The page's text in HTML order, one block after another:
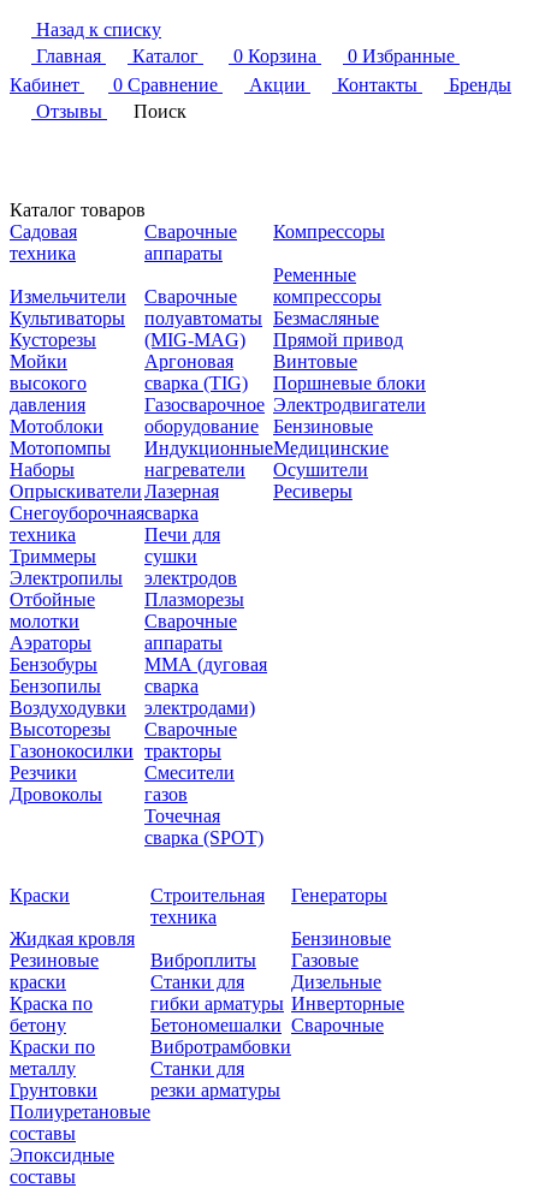
Назад к списку
Главная
Каталог 0 Корзина 0 Избранные
Кабинет
0 Сравнение Акции Контакты
Бренды
Отзывы
Поиск
Каталог товаров
Садовая
техника
Измельчители
Культиваторы
Кусторезы
Мойки
высокого
давления
Мотоблоки
Мотопомпы
Наборы
Опрыскиватели
Снегоуборочная
техника
Триммеры
Электропилы
Отбойные
молотки
Аэраторы
Бензобуры
Бензопилы
Воздуходувки
Высоторезы
Газонокосилки
Резчики
Дровоколы
Сварочные
аппараты
Сварочные
полуавтоматы
(MIG-MAG)
Аргоновая
сварка (TIG)
Газосварочное
оборудование
Индукционные
нагреватели
Лазерная
сварка
Печи для
сушки
электродов
Плазморезы
Сварочные
аппараты
ММА (дуговая
сварка
электродами)
Сварочные
тракторы
Смесители
газов
Точечная
сварка (SPOT)
Компрессоры
Ременные
компрессоры
Безмасляные
Прямой привод
Винтовые
Поршневые блоки
Электродвигатели
Бензиновые
Медицинские
Осушители
Ресиверы
Краски
Жидкая кровля
Резиновые
краски
Краска по
бетону
Краски по
металлу
Грунтовки
Полиуретановые
составы
Эпоксидные
составы
Строительная
техника
Виброплиты
Станки для
гибки арматуры
Бетономешалки
Вибротрамбовки
Станки для
резки арматуры
Генераторы
Бензиновые
Газовые
Дизельные
Инверторные
Сварочные